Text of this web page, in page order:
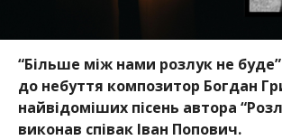
“Більше між нами розлук не
до небуття композитор Богдан
найвідоміших пісень автора
виконав співак Іван Попович.